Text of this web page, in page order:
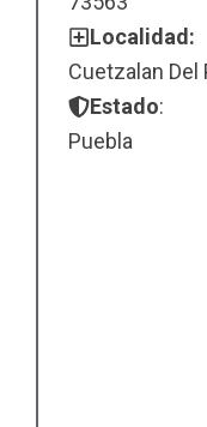
Localidad:
Cuetzalan Del
Estado:
Puebla